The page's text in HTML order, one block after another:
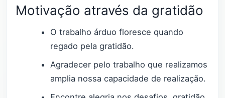
Motivação através da gratidão
O trabalho árduo floresce quando
regado pela gratidão.
Agradecer pelo trabalho que realizamos
amplia nossa capacidade de realização.